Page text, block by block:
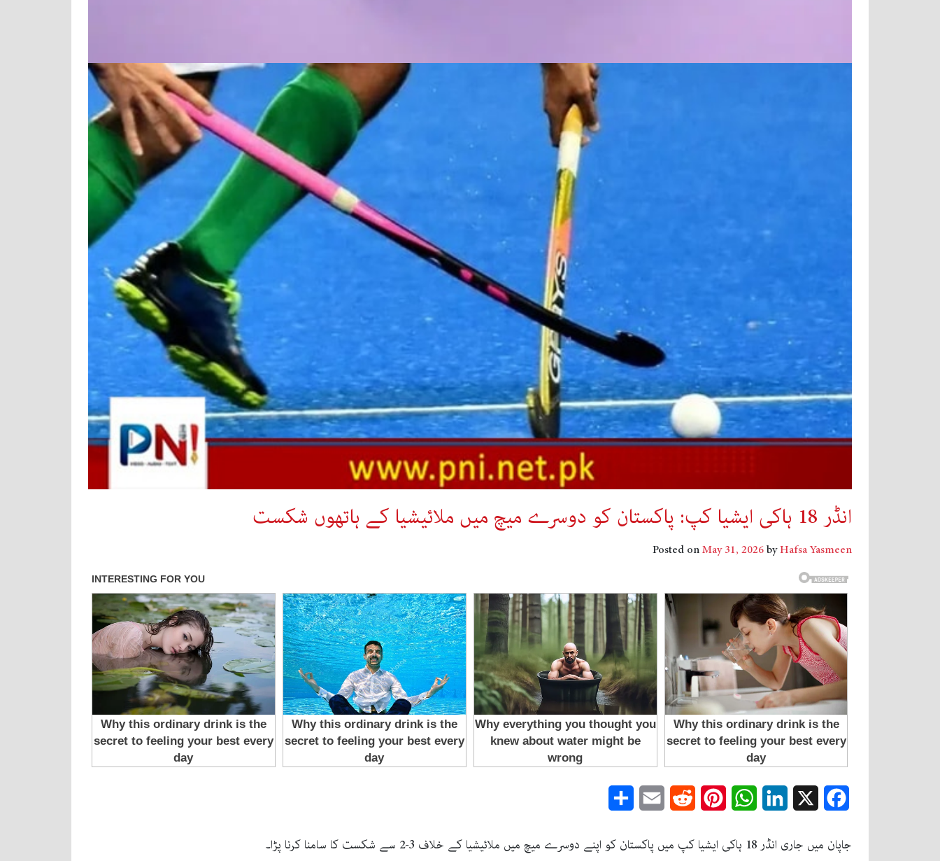
انڈر 18 ہاکی ایشیا کپ: پاکستان کو دوسرے میچ میں ملائیشیا کے ہاتھوں شکست
Posted onMay 31, 2026byHafsa Yasmeen
Facebook
LinkedIn
WhatsApp
Pinterest
Reddit
Email
جاپان میں جاری انڈر 18 ہاکی ایشیا کپ میں پاکستان کو اپنے دوسرے میچ میں ملائیشیا کے خلاف 3-2 سے شکست کا سامنا کرنا پڑا۔